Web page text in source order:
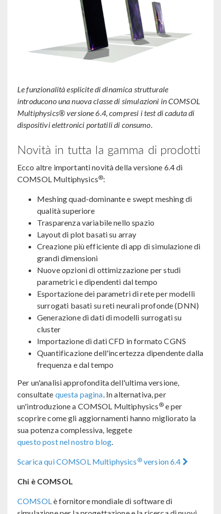
Le funzionalità esplicite di dinamica strutturale
introducono una nuova classe di simulazioni in COMSOL
Multiphysics® versione 6.4, compresi i test di caduta di
dispositivi elettronici portatili di consumo.
Novità in tutta la gamma di prodotti
Ecco altre importanti novità della versione 6.4 di
COMSOL Multiphysics®:
Meshing quad-dominante e swept meshing di
qualità superiore
Trasparenza variabile nello spazio
Layout di plot basati su array
Creazione più efficiente di app di simulazione di
grandi dimensioni
Nuove opzioni di ottimizzazione per studi
parametrici e dipendenti dal tempo
Esportazione dei parametri di rete per modelli
surrogati basati su reti neurali profonde (DNN)
Generazione di dati di modelli surrogati su
cluster
Importazione di dati CFD in formato CGNS
Quantificazione dell'incertezza dipendente dalla
frequenza e dal tempo
Per un'analisi approfondita dell'ultima versione,
consultate questa pagina. In alternativa, per
un'introduzione a COMSOL Multiphysics ®e per
scoprire come gli aggiornamenti hanno migliorato la
sua potenza complessiva, leggete
questo post nel nostro blog.
Scarica qui COMSOL Multiphysics ®version 6.4
Chi è COMSOL
COMSOLè fornitore mondiale di software di